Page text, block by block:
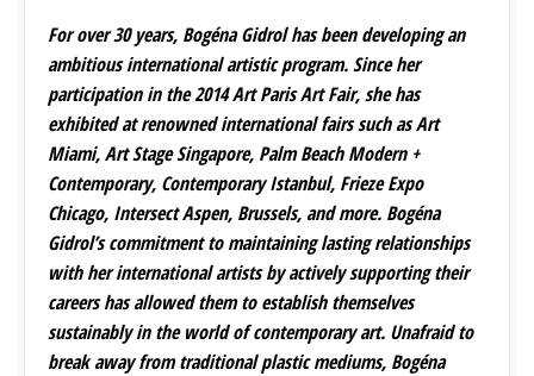
For over 30 years, Bogéna Gidrol has been developing an
ambitious international artistic program. Since her
participation in the 2014 Art Paris Art Fair, she has
exhibited at renowned international fairs such as Art
Miami, Art Stage Singapore, Palm Beach Modern +
Contemporary, Contemporary Istanbul, Frieze Expo
Chicago, Intersect Aspen, Brussels, and more. Bogéna
Gidrol’s commitment to maintaining lasting relationships
with her international artists by actively supporting their
careers has allowed them to establish themselves
sustainably in the world of contemporary art. Unafraid to
break away from traditional plastic mediums, Bogéna